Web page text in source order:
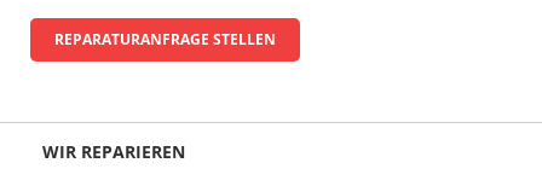
REPARATURANFRAGE STELLEN
WIR REPARIEREN